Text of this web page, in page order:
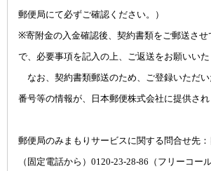
郵便局にて必ずご確認ください。）
※寄附金の入金確認後、契約書類をご郵送させ
で、必要事項を記入の上、ご返送をお願いいた
なお、契約書類郵送のため、ご登録いただ
番号等の情報が、日本郵便株式会社に提供され
郵便局のみまもりサービスに関する問合せ先
（固定電話から）0120-23-28-86（フリーコール